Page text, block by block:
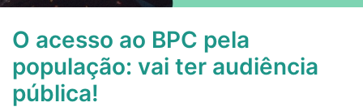
O acesso ao BPC pela
população: vai ter audiência
pública!